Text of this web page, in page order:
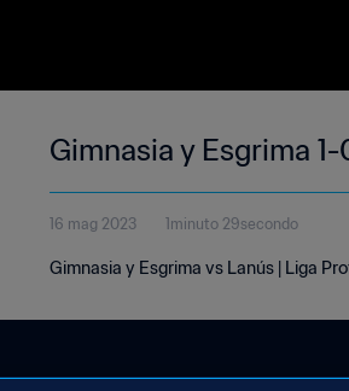
Gimnasia y Esgrima
16 mag 2023 1minuto 29secondo
Gimnasia y Esgrima vs Lanús | Liga